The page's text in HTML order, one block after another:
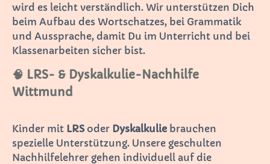
wird es leicht verständlich. Wir unterstützen Dich
beim Aufbau des Wortschatzes, bei Grammatik
und Aussprache, damit Du im Unterricht und bei
Klassenarbeiten sicher bist.
🧠 LRS- & Dyskalkulie-Nachhilfe
Wittmund
Kinder mit LRSoder Dyskalkulie brauchen
spezielle Unterstützung. Unsere geschulten
Nachhilfelehrer gehen individuell auf die